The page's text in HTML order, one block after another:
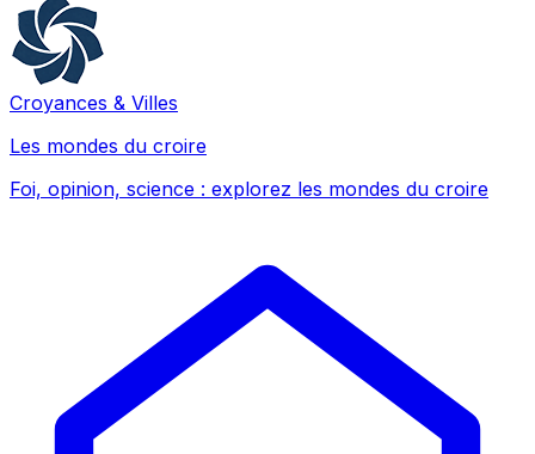
Croyances & Villes
Les mondes du croire
Foi, opinion, science : explorez les mondes du croire